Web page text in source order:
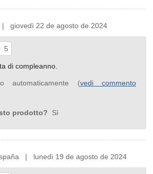
22 de agosto de 2024
5
di compleanno.
automaticamente (vedi commento
prodotto? Sì
| lunedì 19 de agosto de 2024